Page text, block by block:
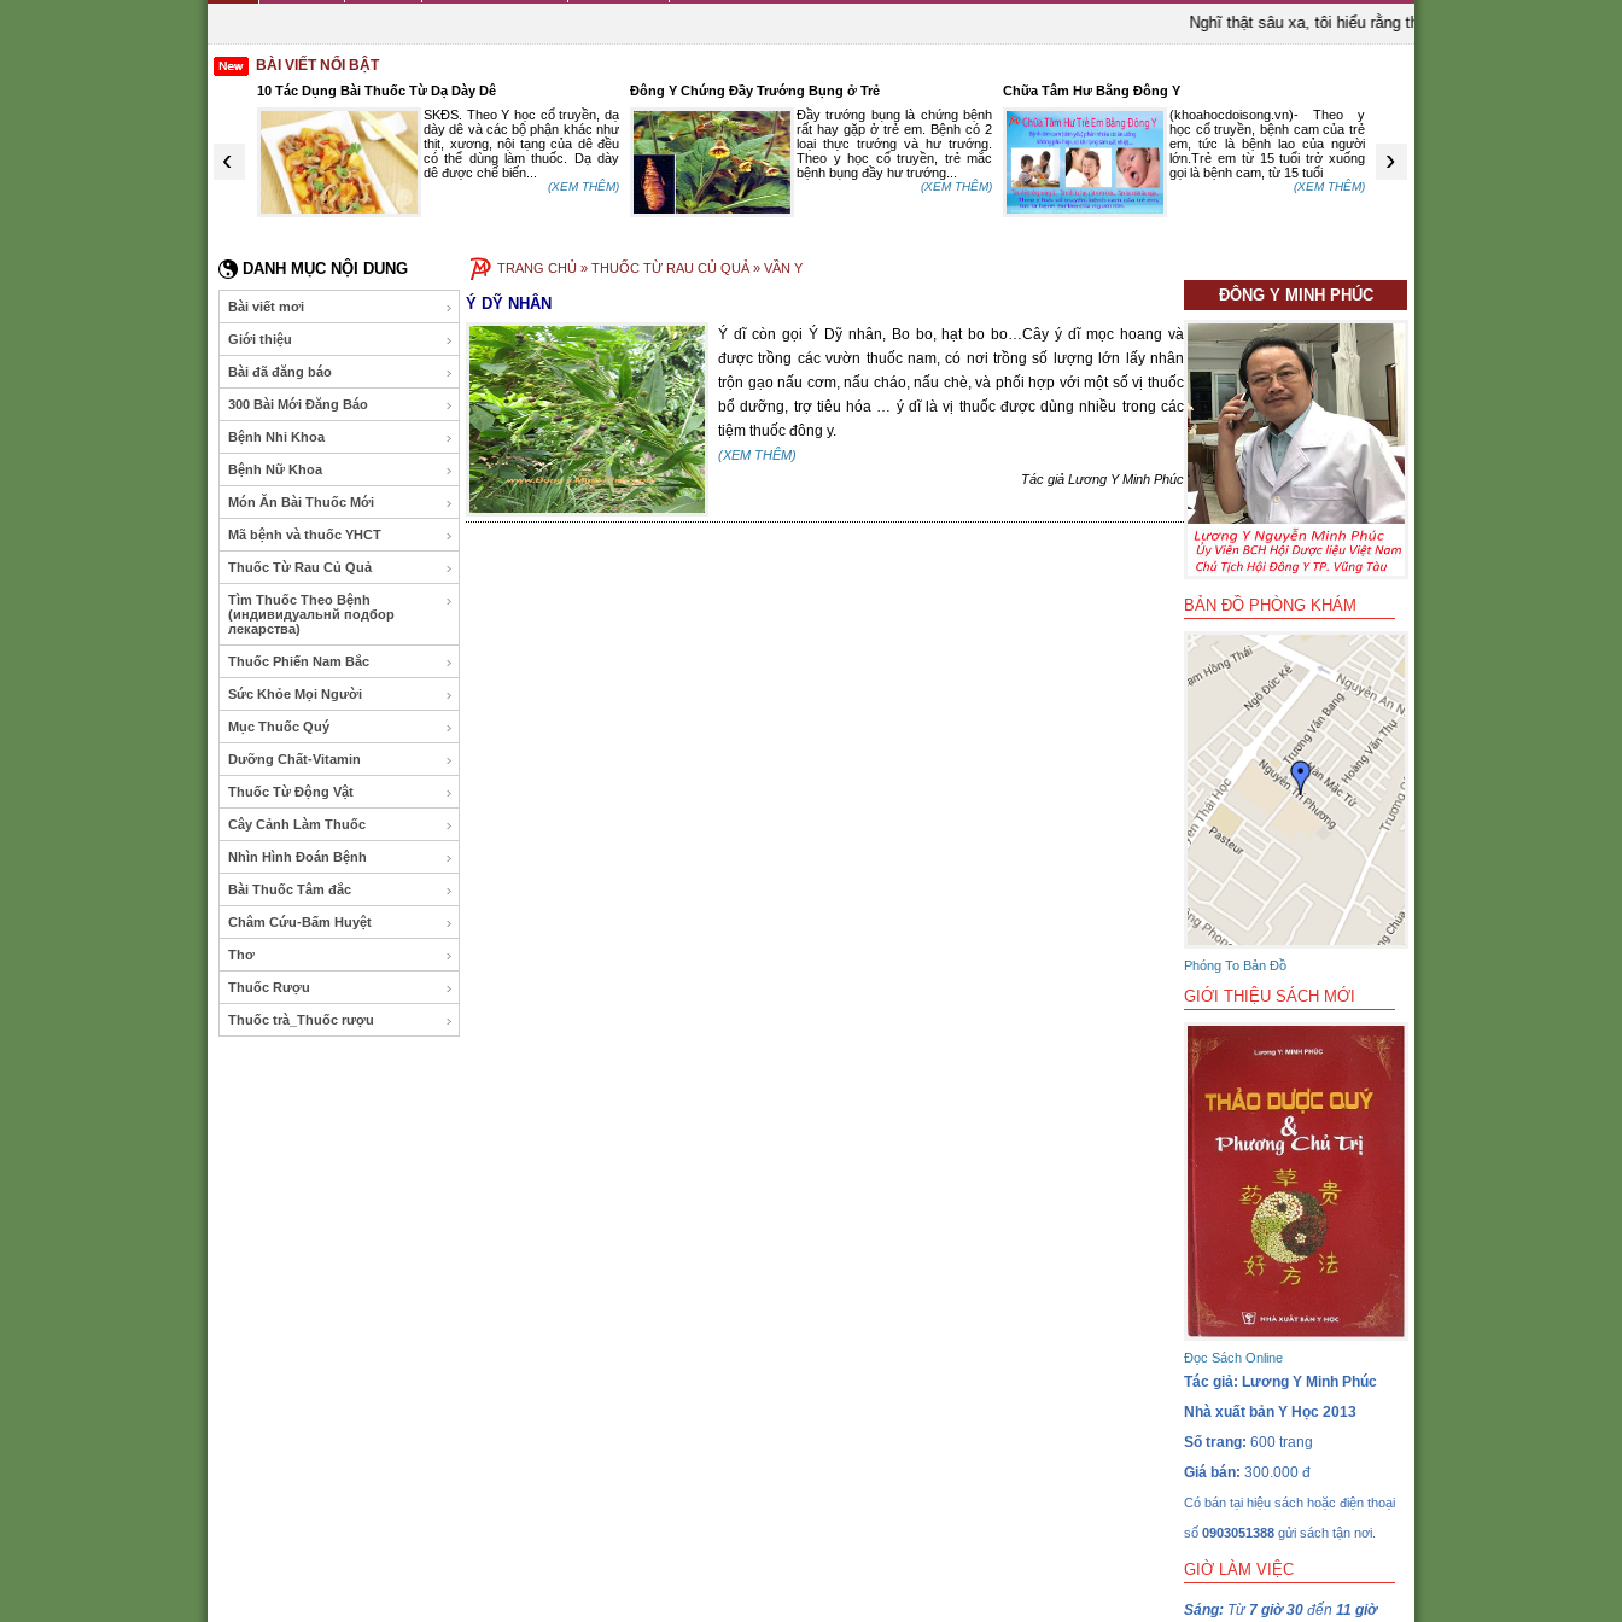
Nghĩ thật sâu xa, tôi hiểu rằng thầy thuốc là người bảo vệ sinh
BÀI VIẾT NỔI BẬT
‹
tác dụng nhưng căn bản là do
10 Tác Dụng Bài Thuốc Từ Dạ Dày Dê
SKĐS. Theo Y học cổ truyền, dạ
dày dê và các bộ phận khác như
thịt, xương, nội tạng của dê đều
có thể dùng làm thuốc. Dạ dày
dê được chế biến...
(XEM THÊM)
Đông Y Chứng Đầy Trướng Bụng ở Trẻ
Đầy trướng bụng là chứng bệnh
rất hay gặp ở trẻ em. Bệnh có 2
loại thực trướng và hư trướng.
Theo y học cổ truyền, trẻ mắc
bệnh bụng đầy hư trướng...
(XEM THÊM)
Chữa Tâm Hư Bằng Đông Y
(khoahocdoisong.vn)- Theo y
học cổ truyền, bệnh cam của trẻ
em, tức là bệnh lao của người
lớn.Trẻ em từ 15 tuổi trở xuống
gọi là bệnh cam, từ 15 tuổi
(XEM THÊM)
›
DANH MỤC NỘI DUNG
Bài viết mơi
Giới thiệu
Bài đã đăng báo
300 Bài Mới Đăng Báo
Bệnh Nhi Khoa
Bệnh Nữ Khoa
Món Ăn Bài Thuốc Mới
Mã bệnh và thuốc YHCT
Thuốc Từ Rau Củ Quả
Tìm Thuốc Theo Bệnh
(индивидуальнй подбор
лекарства)
Thuốc Phiến Nam Bắc
Sức Khỏe Mọi Người
Mục Thuốc Quý
Dưỡng Chất-Vitamin
Thuốc Từ Động Vật
Cây Cảnh Làm Thuốc
Nhìn Hình Đoán Bệnh
Bài Thuốc Tâm đắc
Châm Cứu-Bấm Huyệt
Thơ
Thuốc Rượu
Thuốc trà_Thuốc rượu
TRANG CHỦ » THUỐC TỪ RAU CỦ QUẢ » VẦN Y
Ý DỸ NHÂN
Ý dĩ còn gọi Ý Dỹ nhân, Bo bo, hạt bo bo…Cây ý dĩ mọc hoang và
được trồng các vườn thuốc nam, có nơi trồng số lượng lớn lấy nhân
trộn gạo nấu cơm, nấu cháo, nấu chè, và phối hợp với một số vị thuốc
bổ dưỡng, trợ tiêu hóa … ý dĩ là vị thuốc được dùng nhiều trong các
tiệm thuốc đông y.
(XEM THÊM)
Tác giả Lương Y Minh Phúc
ĐÔNG Y MINH PHÚC
BẢN ĐỒ PHÒNG KHÁM
Phóng To Bản Đồ
GIỚI THIỆU SÁCH MỚI
Đọc Sách Online
Tác giả: Lương Y Minh Phúc
Nhà xuất bản Y Học 2013
Số trang: 600 trang
Giá bán: 300.000 đ
Có bán tại hiệu sách hoặc điện thoại
số 0903051388 gửi sách tận nơi.
GIỜ LÀM VIỆC
Sáng: Từ 7 giờ 30 đến 11 giờ